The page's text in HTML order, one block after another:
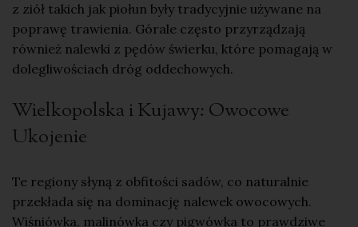
z ziół takich jak piołun były tradycyjnie używane na
poprawę trawienia. Górale często przyrządzają
również nalewki z pędów świerku, które pomagają w
dolegliwościach dróg oddechowych.
Wielkopolska i Kujawy: Owocowe
Ukojenie
Te regiony słyną z obfitości sadów, co naturalnie
przekłada się na dominację nalewek owocowych.
Wiśniówka, malinówka czy pigwówka to prawdziwe